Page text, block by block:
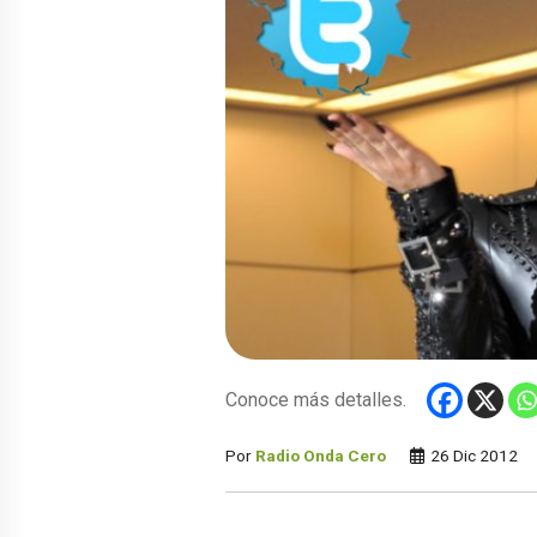
Conoce más detalles.
Por Radio Onda Cero 26 Dic 2012